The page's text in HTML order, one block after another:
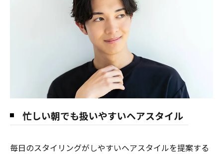
忙しい朝でも扱いやすいヘアスタイル
毎日のスタイリングがしやすいヘアスタイルを提案する